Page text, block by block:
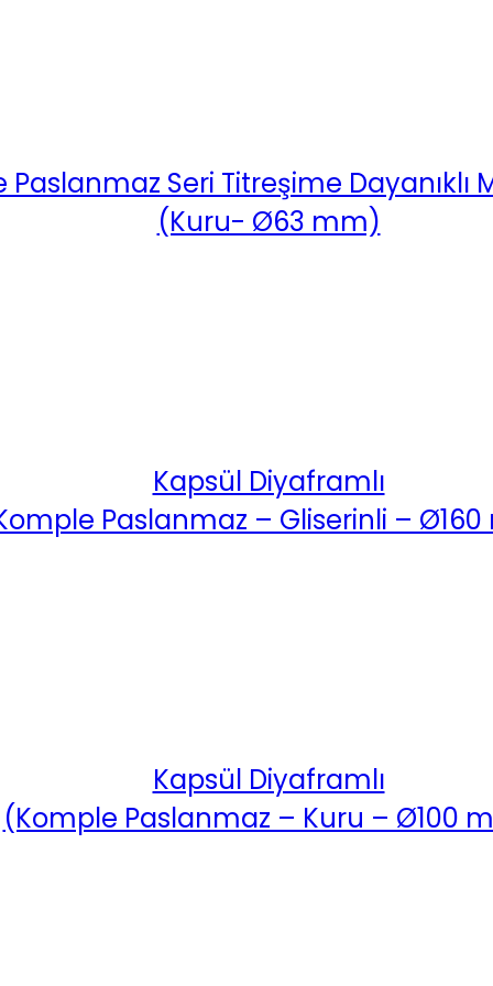
Paslanmaz Seri Titreşime Dayanıklı
(Kuru- Ø63 mm)
Kapsül Diyaframlı
Paslanmaz – Gliserinli –
Kapsül Diyaframlı
(Komple Paslanmaz – Kuru – Ø100